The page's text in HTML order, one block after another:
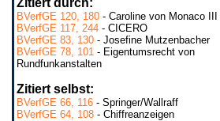
Zitiert durch:
BVerfGE 120, 180 - Caroline von Monaco III
BVerfGE 117, 244 - CICERO
BVerfGE 83, 130 - Josefine Mutzenbacher
BVerfGE 78, 101 - Eigentumsrecht von
Rundfunkanstalten
Zitiert selbst:
BVerfGE 66, 116 - Springer/Wallraff
BVerfGE 64, 108 - Chiffreanzeigen